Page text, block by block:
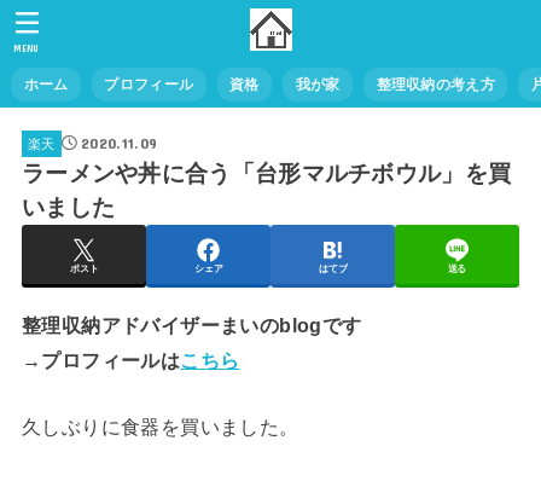
ホーム プロフィール 資格 我が家 整理収納の考え方
MENU
楽天 2020.11.09
ラーメンや丼に合う「台形マルチボウル」を買
いました
ポスト シェア はてブ 送る
整理収納アドバイザーまいのblogです
→プロフィールはこちら
久しぶりに食器を買いました。